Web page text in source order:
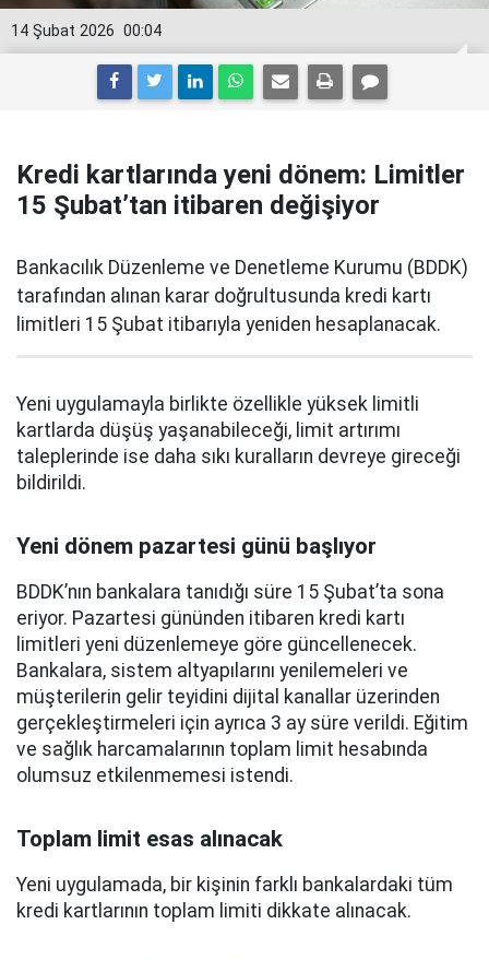
00:04
14 Şubat 2026
Kredi kartlarında yeni dönem: Limitler
15 Şubat’tan itibaren değişiyor
Bankacılık Düzenleme ve Denetleme Kurumu (BDDK)
tarafından alınan karar doğrultusunda kredi kartı
limitleri 15 Şubat itibarıyla yeniden hesaplanacak.
Yeni uygulamayla birlikte özellikle yüksek limitli
kartlarda düşüş yaşanabileceği, limit artırımı
taleplerinde ise daha sıkı kuralların devreye gireceği
bildirildi.
Yeni dönem pazartesi günü başlıyor
BDDK’nın bankalara tanıdığı süre 15 Şubat’ta sona
eriyor. Pazartesi gününden itibaren kredi kartı
limitleri yeni düzenlemeye göre güncellenecek.
Bankalara, sistem altyapılarını yenilemeleri ve
müşterilerin gelir teyidini dijital kanallar üzerinden
gerçekleştirmeleri için ayrıca 3 ay süre verildi. Eğitim
ve sağlık harcamalarının toplam limit hesabında
olumsuz etkilenmemesi istendi.
Toplam limit esas alınacak
Yeni uygulamada, bir kişinin farklı bankalardaki tüm
kredi kartlarının toplam limiti dikkate alınacak.